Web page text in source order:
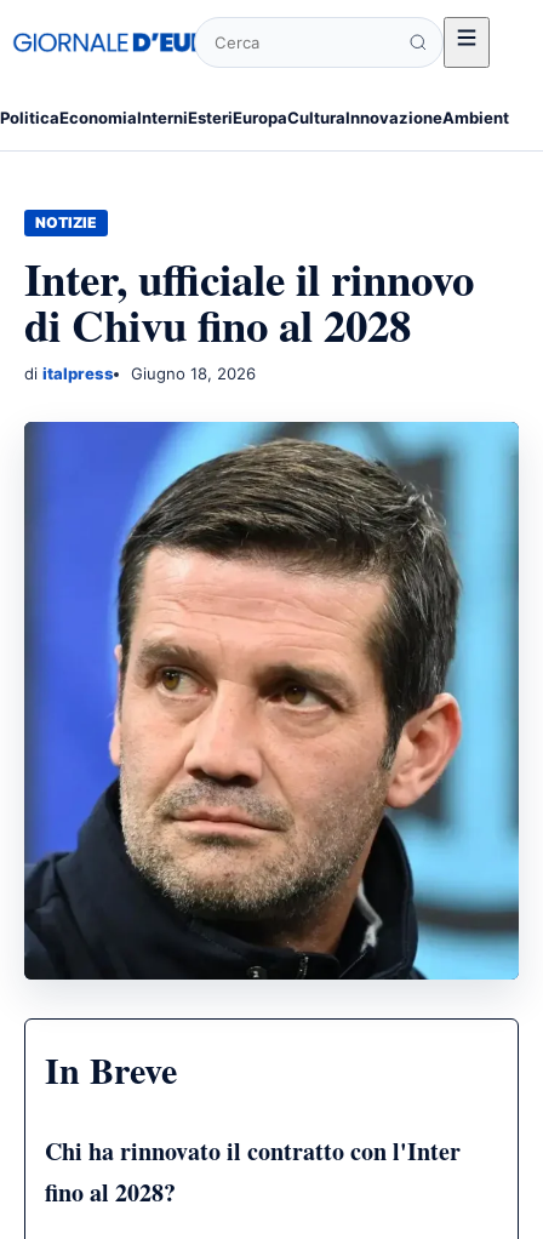
PoliticaEconomiaInterniEsteriEuropaCulturaInnovazioneAmbiente
Cerca
NOTIZIE
Inter, ufficiale il rinnovo
di Chivu fino al 2028
di italpress Giugno 18, 2026
In Breve
Chi ha rinnovato il contratto con l'Inter
fino al 2028?